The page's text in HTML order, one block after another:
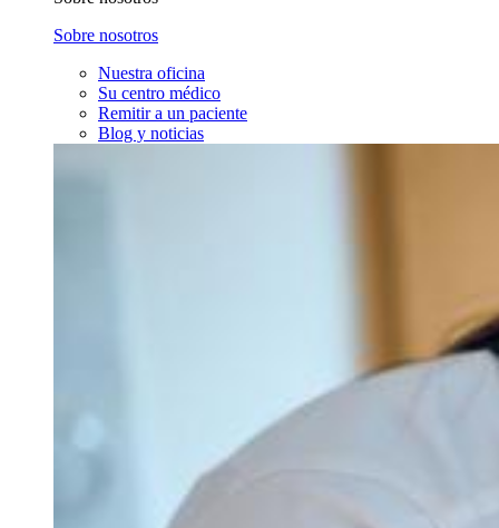
Sobre nosotros
Nuestra oficina
Su centro médico
Remitir a un paciente
Blog y noticias